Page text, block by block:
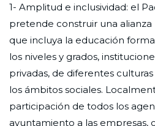
1- Amplitud e inclusividad: el
pretende construir una
que incluya la educación
los niveles y grados,
privadas, de diferentes
los ámbitos sociales.
participación de todos los
ayuntamiento a las empresas,